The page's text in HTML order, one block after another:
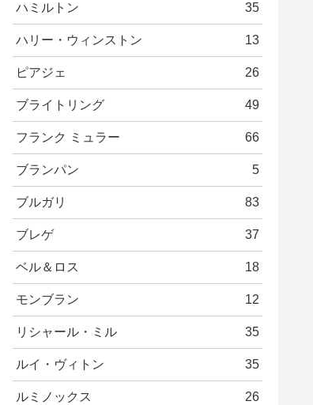
ハミルトン 35
ハリー・ウィンストン 13
ピアジェ 26
ブライトリング 49
フランク ミュラー 66
ブランパン 5
ブルガリ 83
ブレゲ 37
ベル＆ロス 18
モンブラン 12
リシャール・ミル 35
ルイ・ヴィトン 35
ルミノックス 26